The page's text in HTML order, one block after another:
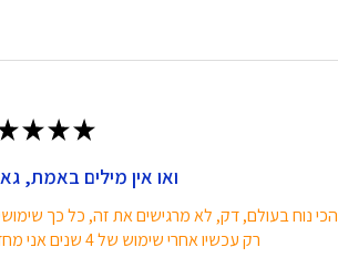
★★★
ואו אין מילים באמת,
הכי נוח בעולם, דק, לא מרגישים את זה, כל כך שימושי
רק עכשיו אחרי שימוש של 4 שנים אני מחדשת